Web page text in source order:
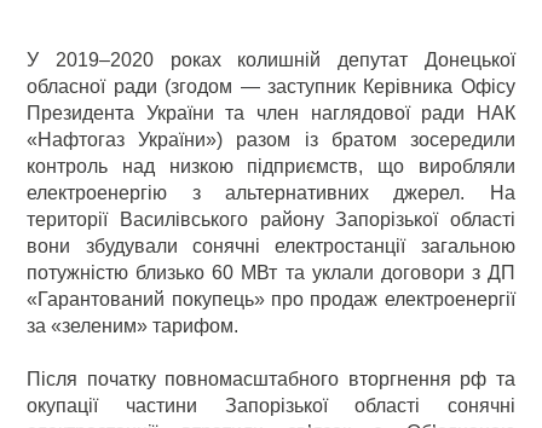
У 2019–2020 роках колишній депутат Донецької
обласної ради (згодом — заступник Керівника Офісу
Президента України та член наглядової ради НАК
«Нафтогаз України») разом із братом зосередили
контроль над низкою підприємств, що виробляли
електроенергію з альтернативних джерел. На
території Василівського району Запорізької області
вони збудували сонячні електростанції загальною
потужністю близько 60 МВт та уклали договори з ДП
«Гарантований покупець» про продаж електроенергії
за «зеленим» тарифом.
Після початку повномасштабного вторгнення рф та
окупації частини Запорізької області сонячні